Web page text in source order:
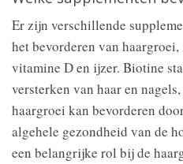
Er zijn verschillende
het bevorderen van
vitamine D en ijzer. Biotine
versterken van haar en
haargroei kan bevorderen
algehele gezondheid van de
een belangrijke rol bij de